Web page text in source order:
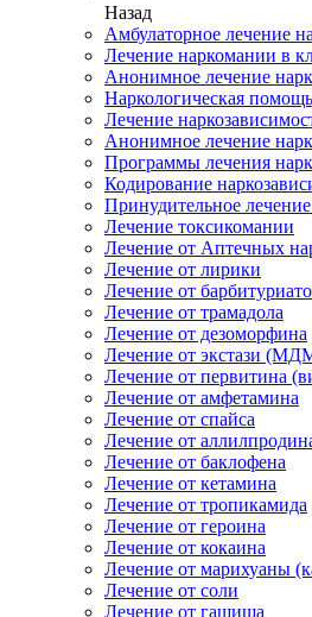
Назад
Амбулаторное лечение
Лечение наркомании в
Анонимное лечение
Наркологическая помощь
Лечение
Анонимное лечение
Программы лечения
Кодирование
Принудительное
Лечение токсикомании
Лечение от Аптечных
Лечение от лирики
Лечение от
Лечение от трамадола
Лечение от дезоморфина
Лечение от экстази
Лечение от первитина
Лечение от амфетамина
Лечение от спайса
Лечение от
Лечение от баклофена
Лечение от кетамина
Лечение от тропикамида
Лечение от героина
Лечение от кокаина
Лечение от марихуаны
Лечение от соли
Лечение от гашиша